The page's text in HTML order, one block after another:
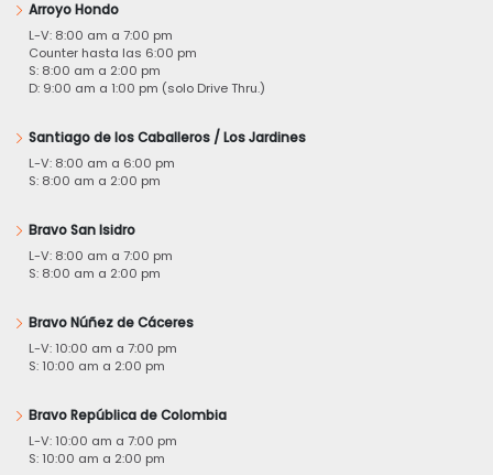
Arroyo Hondo
L-V: 8:00 am a 7:00 pm
Counter hasta las 6:00 pm
S: 8:00 am a 2:00 pm
D: 9:00 am a 1:00 pm (solo Drive Thru.)
Santiago de los Caballeros / Los Jardines
L-V: 8:00 am a 6:00 pm
S: 8:00 am a 2:00 pm
Bravo San Isidro
L-V: 8:00 am a 7:00 pm
S: 8:00 am a 2:00 pm
Bravo Núñez de Cáceres
L-V: 10:00 am a 7:00 pm
S: 10:00 am a 2:00 pm
Bravo República de Colombia
L-V: 10:00 am a 7:00 pm
S: 10:00 am a 2:00 pm